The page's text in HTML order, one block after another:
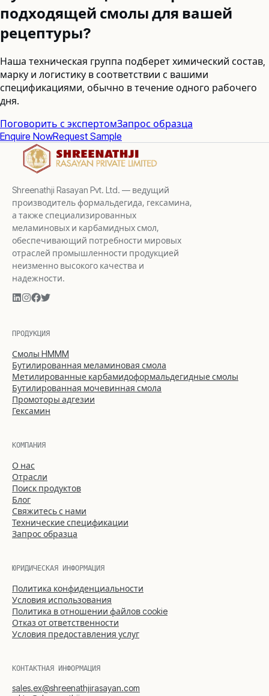
подходящей смолы для вашей
рецептуры?
Наша техническая группа подберет химический состав,
марку и логистику в соответствии с вашими
спецификациями, обычно в течение одного рабочего
дня.
Поговорить с экспертомЗапрос образца
Enquire NowRequest Sample
Shreenathji Rasayan Pvt. Ltd. — ведущий
производитель формальдегида, гексамина,
а также специализированных
меламиновых и карбамидных смол,
обеспечивающий потребности мировых
отраслей промышленности продукцией
неизменно высокого качества и
надежности.
ПРОДУКЦИЯ
Смолы HMMM
Бутилированная меламиновая смола
Метилированные карбамидоформальдегидные смолы
Бутилированная мочевинная смола
Промоторы адгезии
Гексамин
КОМПАНИЯ
О нас
Отрасли
Поиск продуктов
Блог
Свяжитесь с нами
Технические спецификации
Запрос образца
ЮРИДИЧЕСКАЯ ИНФОРМАЦИЯ
Политика конфиденциальности
Условия использования
Политика в отношении файлов cookie
Отказ от ответственности
Условия предоставления услуг
КОНТАКТНАЯ ИНФОРМАЦИЯ
sales.ex@shreenathjirasayan.com